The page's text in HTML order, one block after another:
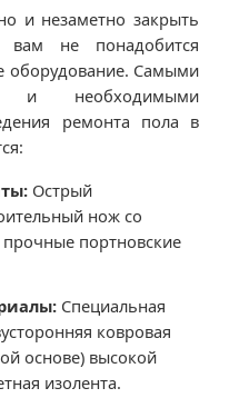
и незаметно закрыть
вам не понадобится
оборудование. Самыми
и необходимыми
ремонта пола в
Острый
нож со
портновские
Специальная
ковровая
основе) высокой
изолента.